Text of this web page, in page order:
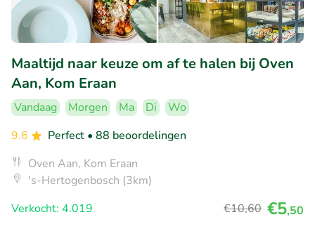
Maaltijd naar keuze om af te halen bij Oven
Aan, Kom Eraan
Vandaag Morgen Ma Di
Wo
9.6
Perfect • 88 beoordelingen
Oven Aan, Kom Eraan
's-Hertogenbosch (3km)
Verkocht: 4.019
€10,60 €5,50